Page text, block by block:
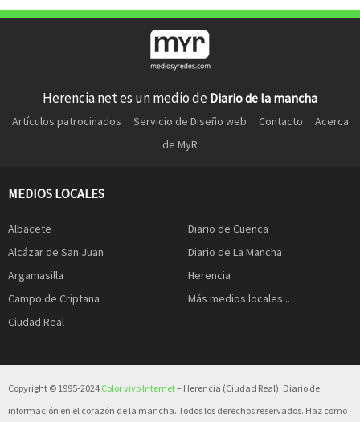
Herencia.net es un medio de Diario de la mancha
Artículos patrocinados Servicio de Diseño web Contacto
Acerca
de MyR
MEDIOS LOCALES
Albacete
Alcázar de San Juan
Argamasilla
Campo de Criptana
Ciudad Real
Diario de Cuenca
Diario de La Mancha
Herencia
Más medios locales...
Copyright © 1995-2024 Color vivo Internet– Herencia (Ciudad Real). Diario de
información en el corazón de la mancha. Todos los derechos reservados. Haz como